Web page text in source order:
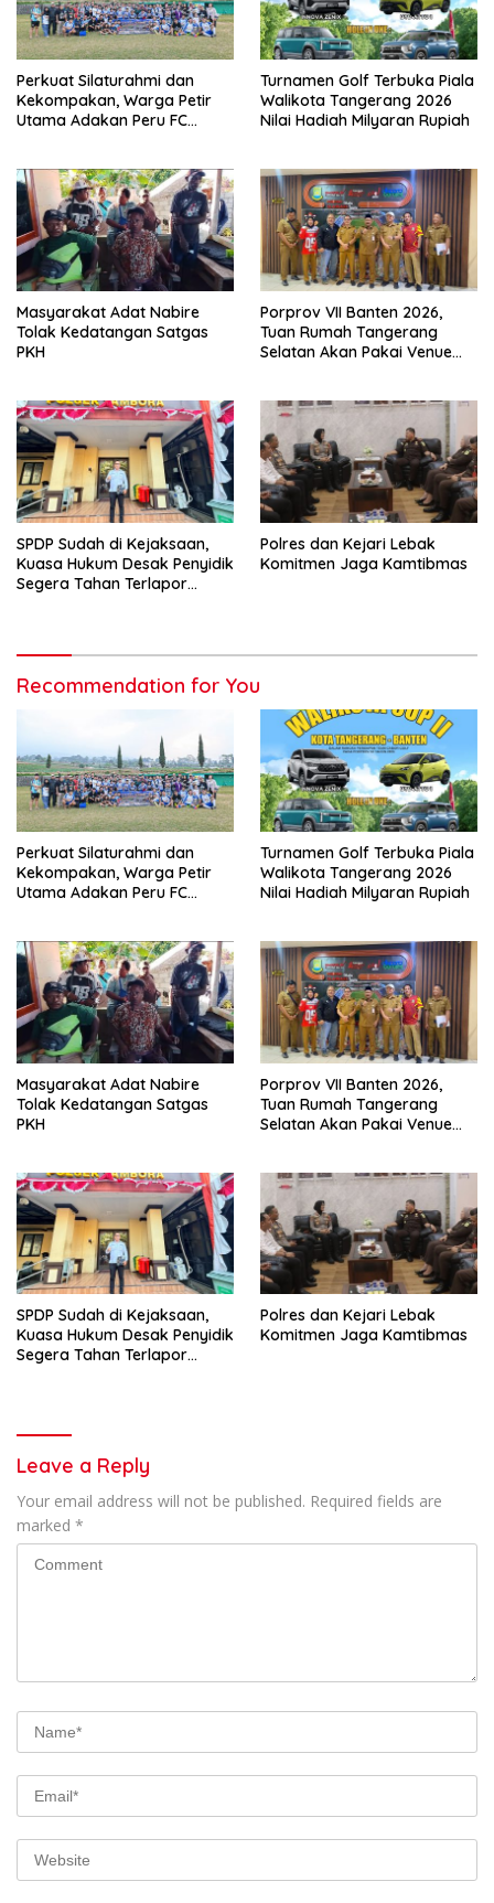
Perkuat Silaturahmi dan
Kekompakan, Warga Petir
Utama Adakan Peru FC
Turnamen Golf Terbuka Piala
Walikota Tangerang 2026
Nilai Hadiah Milyaran Rupiah
Masyarakat Adat Nabire
Tolak Kedatangan Satgas
PKH
Porprov VII Banten 2026,
Tuan Rumah Tangerang
Selatan Akan Pakai Venue
SPDP Sudah di Kejaksaan,
Kuasa Hukum Desak Penyidik
Segera Tahan Terlapor
Polres dan Kejari Lebak
Komitmen Jaga Kamtibmas
Recommendation for You
Perkuat Silaturahmi dan
Kekompakan, Warga Petir
Utama Adakan Peru FC
Turnamen Golf Terbuka Piala
Walikota Tangerang 2026
Nilai Hadiah Milyaran Rupiah
Masyarakat Adat Nabire
Tolak Kedatangan Satgas
PKH
Porprov VII Banten 2026,
Tuan Rumah Tangerang
Selatan Akan Pakai Venue
SPDP Sudah di Kejaksaan,
Kuasa Hukum Desak Penyidik
Segera Tahan Terlapor
Polres dan Kejari Lebak
Komitmen Jaga Kamtibmas
Leave a Reply
Your email address will not be published. Required fields are
marked *